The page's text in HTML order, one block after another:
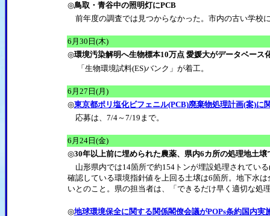
◎鳥取・青谷中の照明灯にPCB
前年度の調査では見つからなかった。市内の古い学校
6月30日(木)
◎環境汚染解明へ生物標本10万点 愛媛大がデータベース
「生物環境試料(ES)バンク」が着工。
6月27日(月)
◎東京都ポリ塩化ビフェニル(PCB)廃棄物処理計画(案)に
応募は、7/4～7/19まで。
6月24日(金)
◎30年以上前に埋められた農薬、県内6カ所の処理地土
山形県内では14箇所で約154トンが埋設処理されてい
確認している環境指針値を上回る土壌は6箇所。地下水
いとのこと。県の担当者は、「できるだけ早く適切な処
◎地球環境保全に関する関係閣僚会議がPOPs条約国内実